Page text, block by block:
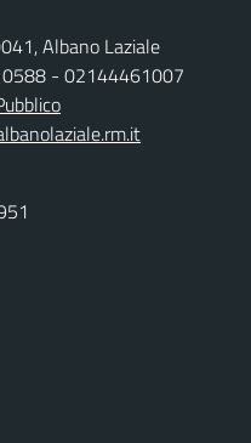
Albano Laziale
- 02144461007